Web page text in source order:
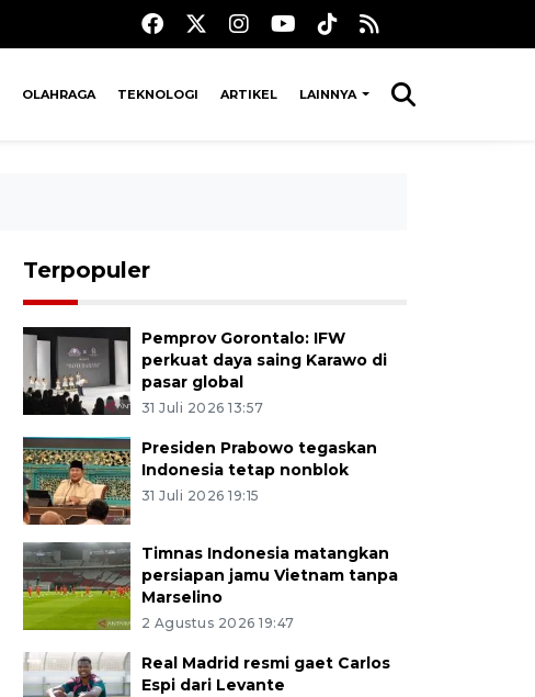
OLAHRAGA TEKNOLOGI ARTIKEL LAINNYA
Terpopuler
Pemprov Gorontalo: IFW
perkuat daya saing Karawo di
pasar global
31 Juli 2026 13:57
Presiden Prabowo tegaskan
Indonesia tetap nonblok
31 Juli 2026 19:15
Timnas Indonesia matangkan
persiapan jamu Vietnam tanpa
Marselino
2 Agustus 2026 19:47
Real Madrid resmi gaet Carlos
Espi dari Levante